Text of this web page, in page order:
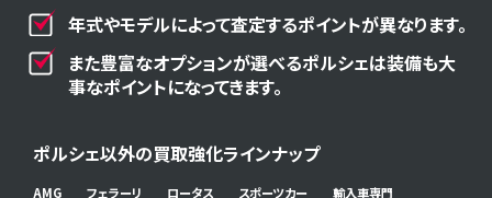
年式やモデルによって査定するポイントが異なります。
また豊富なオプションが選べるポルシェは装備も大
事なポイントになってきます。
ポルシェ以外の買取強化ラインナップ
AMG フェラーリ ロータス スポーツカー 輸入車専門